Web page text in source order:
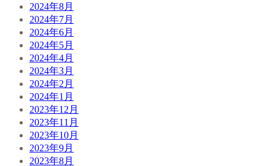
2024年8月
2024年7月
2024年6月
2024年5月
2024年4月
2024年3月
2024年2月
2024年1月
2023年12月
2023年11月
2023年10月
2023年9月
2023年8月